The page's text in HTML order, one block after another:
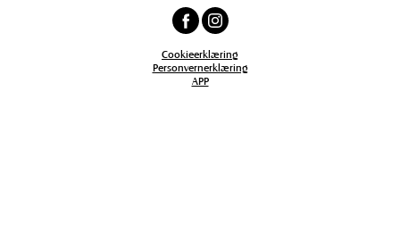
Cookieerklæring
Personvernerklæring
APP